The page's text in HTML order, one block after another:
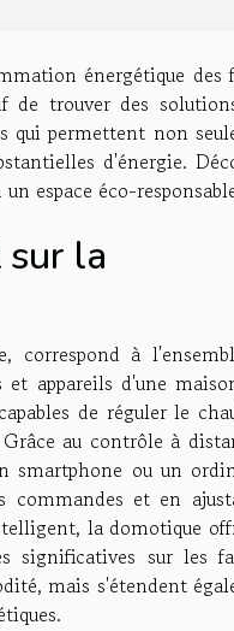
énergétique des
trouver des
qui permettent non
d'énergie.
espace éco-
la
correspond à
appareils d'une
de réguler le
au contrôle à
smartphone ou un
et en
la domotique
significatives sur les
mais s'étendent